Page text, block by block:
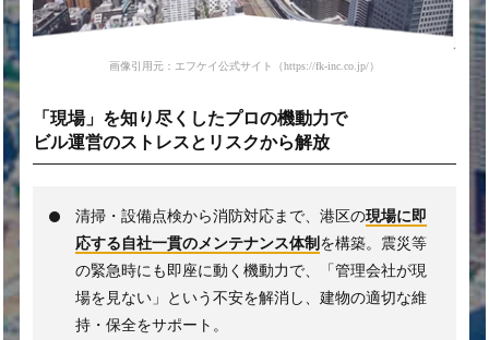
画像引用元：エフケイ公式サイト（https://fk-inc.co.jp/）
「現場」を知り尽くしたプロの機動力で
ビル運営のストレスとリスクから解放
清掃・設備点検から消防対応まで、港区の現場に即
応する自社一貫のメンテナンス体制 を構築。震災等
の緊急時にも即座に動く機動力で、「管理会社が現
場を見ない」という不安を解消し、建物の適切な維
持・保全をサポート。